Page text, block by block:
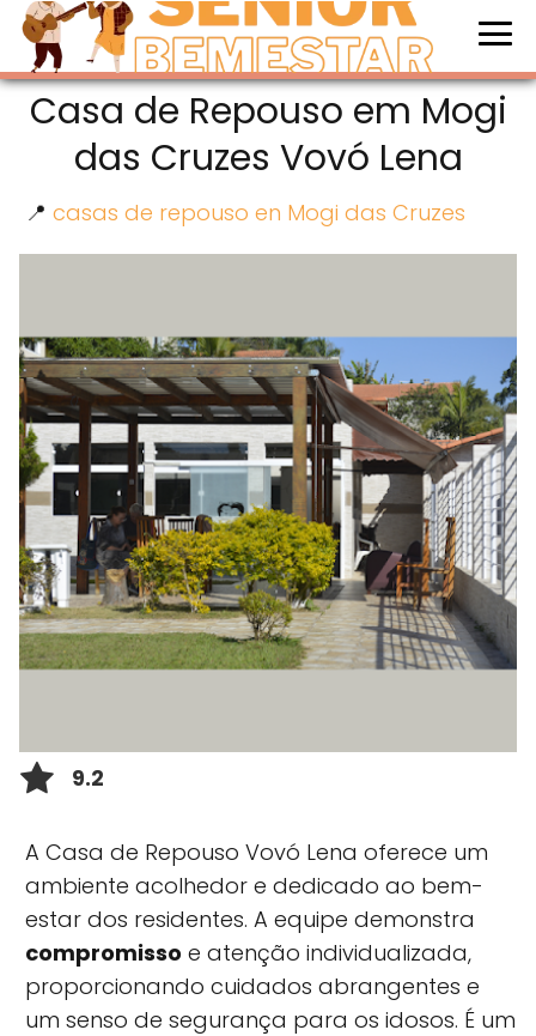
Casa de Repouso em Mogi
das Cruzes Vovó Lena
📍 casas de repouso en Mogi das Cruzes
9.2
A Casa de Repouso Vovó Lena oferece um
ambiente acolhedor e dedicado ao bem-
estar dos residentes. A equipe demonstra
compromisso e atenção individualizada,
proporcionando cuidados abrangentes e
um senso de segurança para os idosos. É um